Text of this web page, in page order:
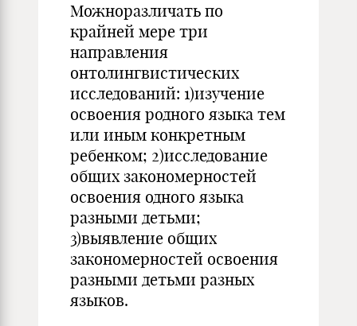
Можноразличать по
крайней мере три
направления
онтолингвистических
исследований: 1)изучение
освоения родного языка тем
или иным конкретным
ребенком; 2)исследование
общих закономерностей
освоения одного языка
разными детьми;
3)выявление общих
закономерностей освоения
разными детьми разных
языков.